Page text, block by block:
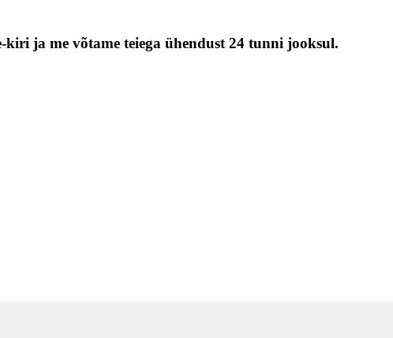
ja me võtame teiega ühendust 24 tunni jooksul.